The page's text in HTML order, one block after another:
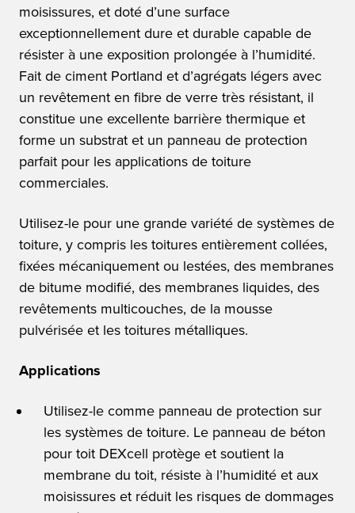
moisissures, et doté d’une surface
exceptionnellement dure et durable capable de
résister à une exposition prolongée à l’humidité.
Fait de ciment Portland et d’agrégats légers avec
un revêtement en fibre de verre très résistant, il
constitue une excellente barrière thermique et
forme un substrat et un panneau de protection
parfait pour les applications de toiture
commerciales.
Utilisez-le pour une grande variété de systèmes de
toiture, y compris les toitures entièrement collées,
fixées mécaniquement ou lestées, des membranes
de bitume modifié, des membranes liquides, des
revêtements multicouches, de la mousse
pulvérisée et les toitures métalliques.
Applications
Utilisez-le comme panneau de protection sur
les systèmes de toiture. Le panneau de béton
pour toit DEXcell protège et soutient la
membrane du toit, résiste à l’humidité et aux
moisissures et réduit les risques de dommages